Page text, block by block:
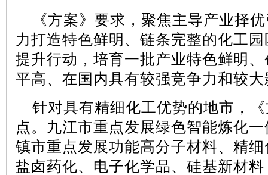
《方案》要求，聚焦主导产业择
力打造特色鲜明、链条完整的化工
提升行动，培育一批产业特色鲜明
平高、在国内具有较强竞争力和较
针对具有精细化工优势的地市，
点。九江市重点发展绿色智能炼化
镇市重点发展功能高分子材料、精
盐卤药化、电子化学品、硅基新材